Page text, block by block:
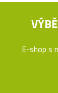
E-shop s